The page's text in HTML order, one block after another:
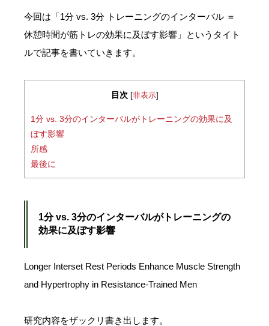
今回は「1分 vs. 3分 トレーニングのインターバル ＝
休憩時間が筋トレの効果に及ぼす影響」というタイト
ルで記事を書いていきます。
目次 [非表示]
1分 vs. 3分のインターバルがトレーニングの効果に及
ぼす影響
所感
最後に
1分 vs. 3分のインターバルがトレーニングの
効果に及ぼす影響
Longer Interset Rest Periods Enhance Muscle Strength
and Hypertrophy in Resistance-Trained Men
研究内容をザックリ書き出します。